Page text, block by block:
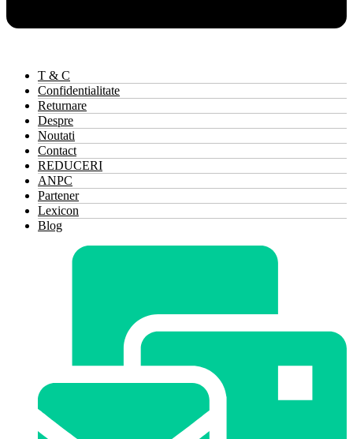
T & C
Confidentialitate
Returnare
Despre
Noutati
Contact
REDUCERI
ANPC
Partener
Lexicon
Blog